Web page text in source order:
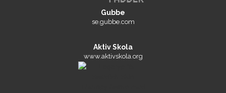
Gubbe
se.gubbe.com
Aktiv Skola
www.aktivskola.org